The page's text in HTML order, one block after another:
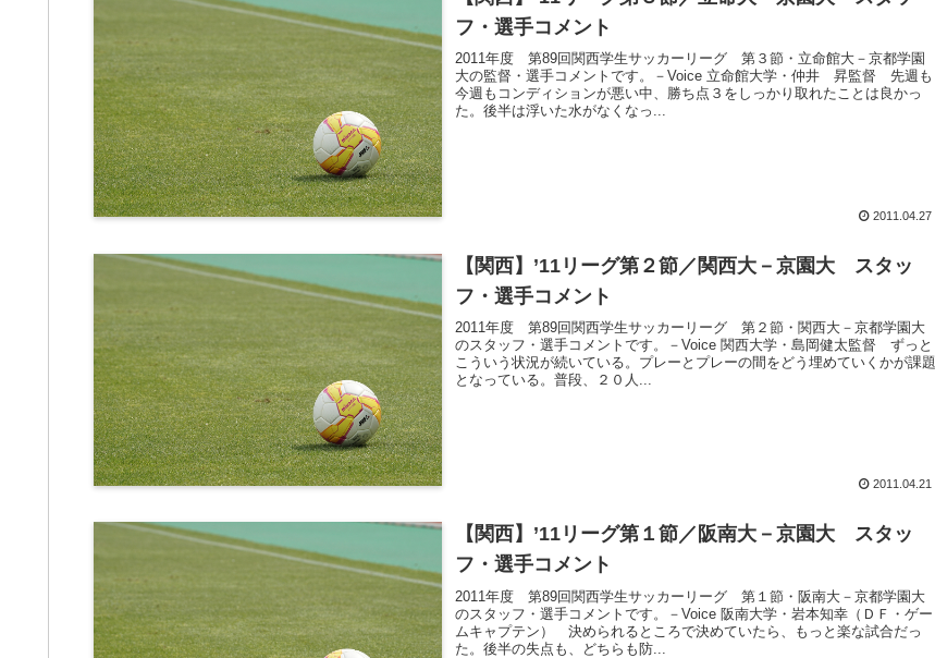
フ・選手コメント
2011年度 第89回関西学生サッカーリーグ 第３節・立命館大－京都学園
大の監督・選手コメントです。－Voice 立命館大学・仲井 昇監督 先週も
今週もコンディションが悪い中、勝ち点３をしっかり取れたことは良かっ
た。後半は浮いた水がなくなっ...
2011.04.27
【関西】’11リーグ第２節／関西大－京園大 スタッ
フ・選手コメント
2011年度 第89回関西学生サッカーリーグ 第２節・関西大－京都学園大
のスタッフ・選手コメントです。－Voice 関西大学・島岡健太監督 ずっと
こういう状況が続いている。プレーとプレーの間をどう埋めていくかが課題
となっている。普段、２０人...
2011.04.21
【関西】’11リーグ第１節／阪南大－京園大 スタッ
フ・選手コメント
2011年度 第89回関西学生サッカーリーグ 第１節・阪南大－京都学園大
のスタッフ・選手コメントです。－Voice 阪南大学・岩本知幸（ＤＦ・ゲー
ムキャプテン） 決められるところで決めていたら、もっと楽な試合だっ
た。後半の失点も、どちらも防...